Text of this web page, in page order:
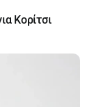
Κορίτσι